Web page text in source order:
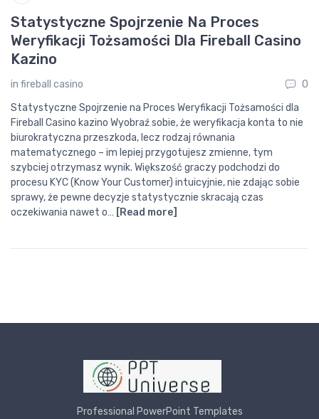
Statystyczne Spojrzenie Na Proces
Weryfikacji Tożsamości Dla Fireball Casino
Kazino
in fireball casino
0
Statystyczne Spojrzenie na Proces Weryfikacji Tożsamości dla
Fireball Casino kazino Wyobraź sobie, że weryfikacja konta to nie
biurokratyczna przeszkoda, lecz rodzaj równania
matematycznego – im lepiej przygotujesz zmienne, tym
szybciej otrzymasz wynik. Większość graczy podchodzi do
procesu KYC (Know Your Customer) intuicyjnie, nie zdając sobie
sprawy, że pewne decyzje statystycznie skracają czas
oczekiwania nawet o… [Read more]
Professional PowerPoint Templates